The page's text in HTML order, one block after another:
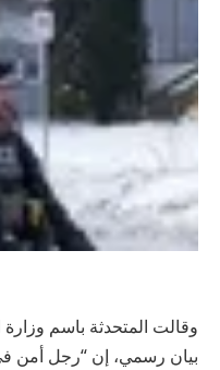
وقالت المتحدثة باسم وزارة
بيان رسمي، إن “رجل أمن في